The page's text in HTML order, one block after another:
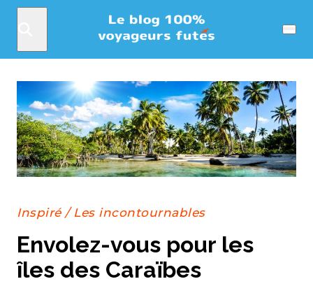
Menu
Inspiré/ Les incontournables
Envolez-vous pour les
îles des Caraïbes